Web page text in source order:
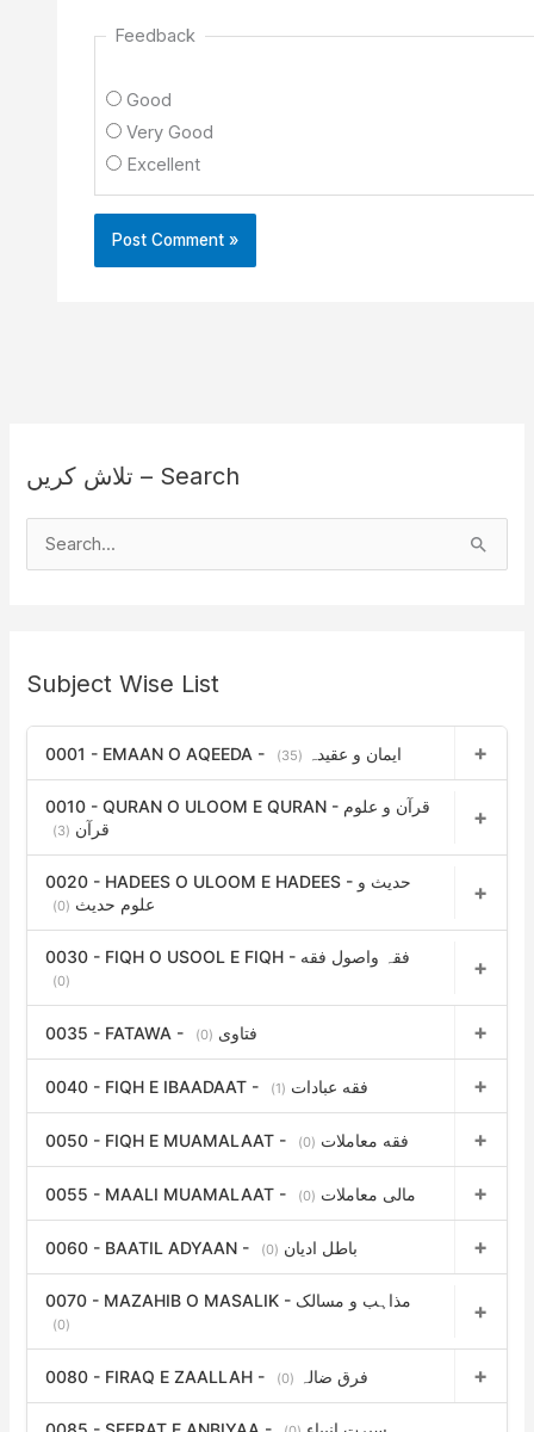
Feedback
Good
Very Good
Excellent
تلاش کریں – Search
c
h
:
Subject Wise List
0001 - EMAAN O AQEEDA - ایمان و عقیدہ (35)
0010 - QURAN O ULOOM E QURAN - قرآن و علوم
قرآن (3)
0020 - HADEES O ULOOM E HADEES - حدیث و
علوم حدیث (0)
0030 - FIQH O USOOL E FIQH - فقہ واصول فقه
(0)
0035 - FATAWA - فتاوی (0)
0040 - FIQH E IBAADAAT - فقه عبادات (1)
0050 - FIQH E MUAMALAAT - فقه معاملات (0)
0055 - MAALI MUAMALAAT - مالی معاملات (0)
0060 - BAATIL ADYAAN - باطل ادیان (0)
0070 - MAZAHIB O MASALIK - مذاہب و مسالک
(0)
0080 - FIRAQ E ZAALLAH - فرق ضالہ (0)